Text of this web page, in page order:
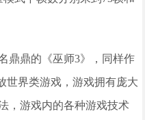
鼎鼎的《巫师3》，同样作
世界类游戏，游戏拥有庞大
，游戏内的各种游戏技术